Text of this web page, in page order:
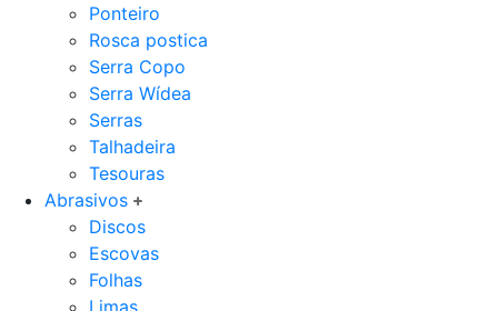
Ponteiro
Rosca postica
Serra Copo
Serra Wídea
Serras
Talhadeira
Tesouras
Abrasivos
Discos
Escovas
Folhas